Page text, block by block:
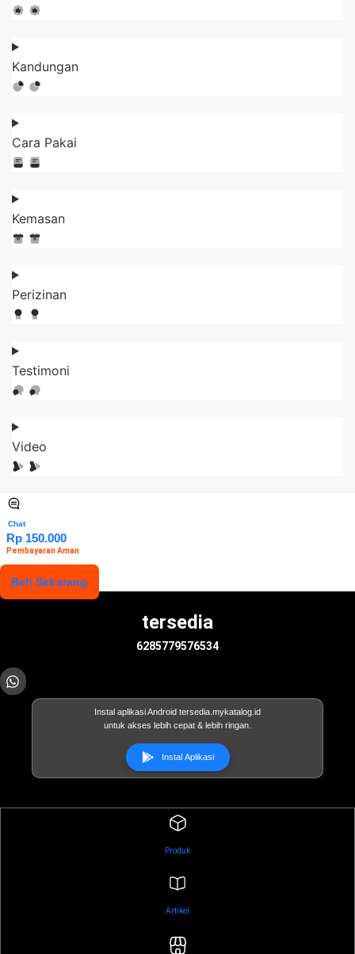
Kandungan
Cara Pakai
Kemasan
Perizinan
Testimoni
Video
Chat
Rp 150.000
Pembayaran Aman
Beli Sekarang
tersedia
6285779576534
Instal aplikasi Android tersedia.mykatalog.id
untuk akses lebih cepat & lebih ringan.
Instal Aplikasi
Produk
Artikel